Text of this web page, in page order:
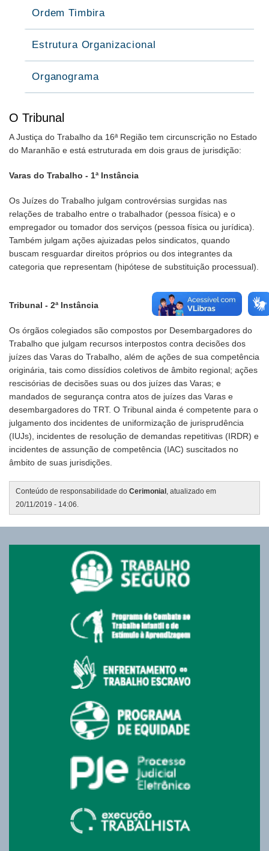
O Tribunal
A Justiça do Trabalho da 16ª Região tem circunscrição no Estado
do Maranhão e está estruturada em dois graus de jurisdição:
Varas do Trabalho - 1ª Instância
Os Juízes do Trabalho julgam controvérsias surgidas nas
relações de trabalho entre o trabalhador (pessoa física) e o
empregador ou tomador dos serviços (pessoa física ou jurídica).
Também julgam ações ajuizadas pelos sindicatos, quando
buscam resguardar direitos próprios ou dos integrantes da
categoria que representam (hipótese de substituição processual).
Tribunal - 2ª Instância
Os órgãos colegiados são compostos por Desembargadores do
Trabalho que julgam recursos interpostos contra decisões dos
juízes das Varas do Trabalho, além de ações de sua competência
originária, tais como dissídios coletivos de âmbito regional; ações
rescisórias de decisões suas ou dos juízes das Varas; e
mandados de segurança contra atos de juízes das Varas e
desembargadores do TRT. O Tribunal ainda é competente para o
julgamento dos incidentes de uniformização de jurisprudência
(IUJs), incidentes de resolução de demandas repetitivas (IRDR) e
incidentes de assunção de competência (IAC) suscitados no
âmbito de suas jurisdições.
Conteúdo de responsabilidade do Cerimonial , atualizado em
20/11/2019 - 14:06.
Ordem Timbira
Estrutura Organizacional
Organograma